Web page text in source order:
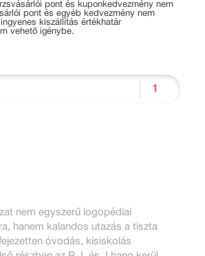
pont és kuponkedvezmény nem
pont és egyéb kedvezmény nem
kiszállítás értékhatár
vehető igénybe.
nem egyszerű logopédiai
hanem kalandos utazás a tiszta
óvodás, kisiskolás